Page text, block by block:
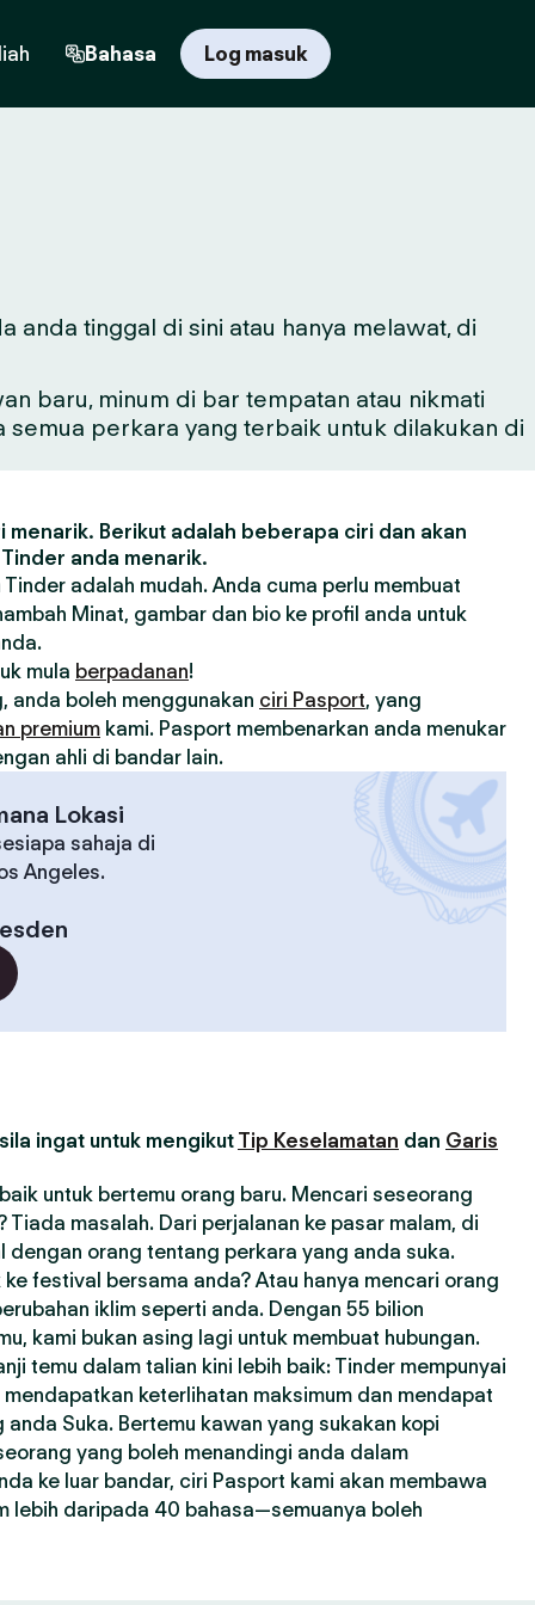
Bahasa Log masuk
anda tinggal di sini atau hanya melawat, di
baru, minum di bar tempatan atau nikmati
perkara yang terbaik untuk dilakukan di
Berikut adalah beberapa ciri dan akan
anda menarik.
adalah mudah. Anda cuma perlu membuat
Minat, gambar dan bio ke profil anda untuk
mula berpadanan!
anda boleh menggunakan ciri Pasport, yang
premium kami. Pasport membenarkan anda menukar
ahli di bandar lain.
Lokasi
sahaja di
Angeles.
ingat untuk mengikut Tip Keselamatan dan Garis
untuk bertemu orang baru. Mencari seseorang
Tiada masalah. Dari perjalanan ke pasar malam, di
dengan orang tentang perkara yang anda suka.
festival bersama anda? Atau hanya mencari orang
iklim seperti anda. Dengan 55 bilion
kami bukan asing lagi untuk membuat hubungan.
temu dalam talian kini lebih baik: Tinder mempunyai
keterlihatan maksimum dan mendapat
Suka. Bertemu kawan yang sukakan kopi
yang boleh menandingi anda dalam
ke luar bandar, ciri Pasport kami akan membawa
lebih daripada 40 bahasa—semuanya boleh